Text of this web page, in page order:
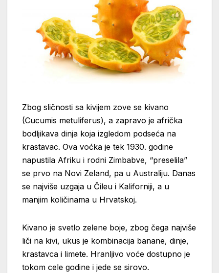
Zbog sličnosti sa kivijem zove se kivano
(Cucumis metuliferus), a zapravo je afrička
bodljikava dinja koja izgledom podseća na
krastavac. Ova voćka je tek 1930. godine
napustila Afriku i rodni Zimbabve, “preselila”
se prvo na Novi Zeland, pa u Australiju. Danas
se najviše uzgaja u Čileu i Kaliforniji, a u
manjim količinama u Hrvatskoj.
Kivano je svetlo zelene boje, zbog čega najviše
liči na kivi, ukus je kombinacija banane, dinje,
krastavca i limete. Hranljivo voće dostupno je
tokom cele godine i jede se sirovo.